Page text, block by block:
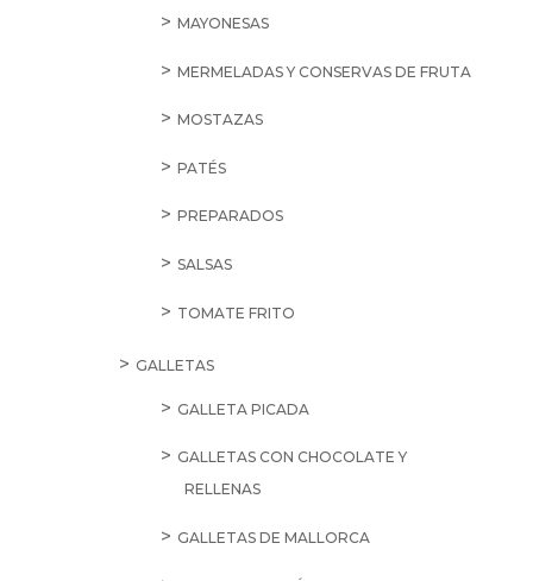
MAYONESAS
MERMELADAS Y CONSERVAS DE FRUTA
MOSTAZAS
PATÉS
PREPARADOS
SALSAS
TOMATE FRITO
GALLETAS
GALLETA PICADA
GALLETAS CON CHOCOLATE Y
RELLENAS
GALLETAS DE MALLORCA